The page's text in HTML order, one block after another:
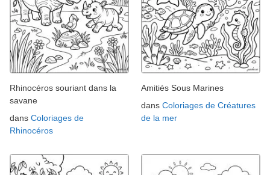
Rhinocéros souriant dans la
savane
dans Coloriages de
Rhinocéros
Amitiés Sous Marines
dans Coloriages de Créatures
de la mer